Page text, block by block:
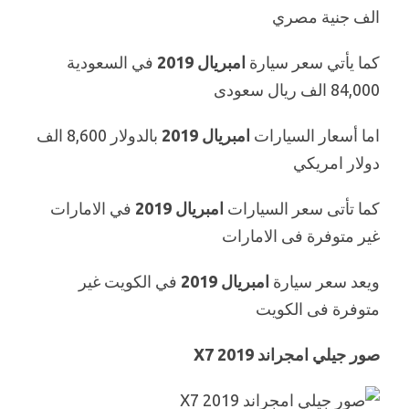
الف جنية مصري
كما يأتي سعر سيارة امبريال 2019
في السعودية
84,000 الف ريال سعودى
اما أسعار السيارات امبريال 2019
بالدولار 8,600 الف
دولار امريكي
كما تأتى سعر السيارات امبريال 2019
في الامارات
غير متوفرة فى الامارات
ويعد سعر سيارة امبريال 2019
في الكويت غير
متوفرة فى الكويت
صور جيلي امجراند X7 2019